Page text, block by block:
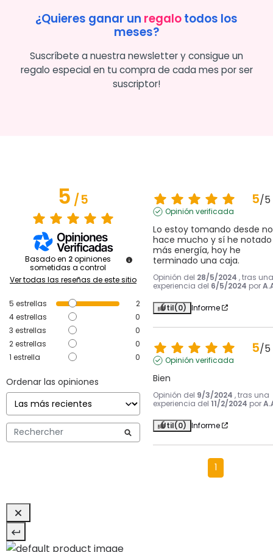
¿Quieres ganar un regalotodos los
meses?
Suscríbete a nuestra newsletter y consigue un
regalo especial en tu compra de cada mes por ser
suscriptor!
5/5
Basado en 2 opiniones
sometidas a control
Ver todas las reseñas de este sitio
5 estrellas
2
4estrellas
0
3 estrellas
0
2estrellas
0
1 estrella 0
Ordenar las opiniones
5/5
Opinión verificada
Lo estoy tomando desde no
hace mucho y sí he notado
más energía, hoy he
terminado una caja.
Opinión del 28/5/2024 , tras una
experiencia del 6/5/2024 por
Útil(0) Informe
5/5
Opinión verificada
Bien
Opinión del 9/3/2024 , tras una
experiencia del 11/2/2024 por
Útil(0) Informe
1